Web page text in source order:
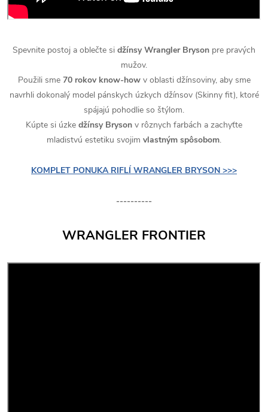
Spevnite postoj a oblečte si džínsy Wrangler Bryson pre pravých
mužov.
Použili sme 70 rokov know-howv oblasti džínsoviny, aby sme
navrhli dokonalý model pánskych úzkych džínsov (Skinny fit), ktoré
spájajú pohodlie so štýlom.
Kúpte si úzke džínsy Bryson v rôznych farbách a zachyťte
mladistvú estetiku svojim vlastným spôsobom.
KOMPLET PONUKA RIFLÍ WRANGLER BRYSON >>>
----------
WRANGLER FRONTIER